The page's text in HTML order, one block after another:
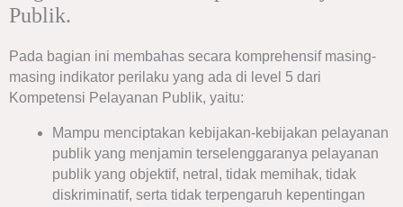
Publik.
Pada bagian ini membahas secara komprehensif masing-
masing indikator perilaku yang ada di level 5 dari
Kompetensi Pelayanan Publik, yaitu:
Mampu menciptakan kebijakan-kebijakan pelayanan
publik yang menjamin terselenggaranya pelayanan
publik yang objektif, netral, tidak memihak, tidak
diskriminatif, serta tidak terpengaruh kepentingan